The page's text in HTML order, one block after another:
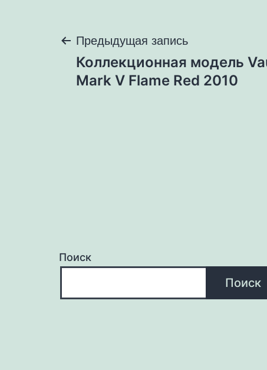
Навигация
по
Предыдущая запись
Коллекционная модель
Mark V Flame Red 2010
Поиск
Поиск